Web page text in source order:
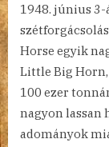
június 3-
Horse egyik
Little Big Horn,
100 ezer
nagyon lassan
adományok